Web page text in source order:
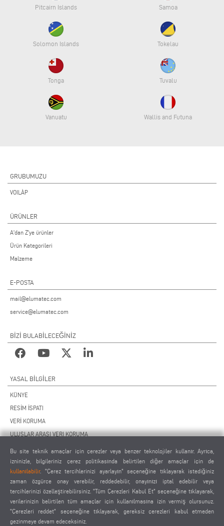
Pitcairn Islands Samoa
Solomon Islands Tokelau
Tonga Tuvalu
Vanuatu Wallis and Futuna
GRUBUMUZU
VOILÀP
ÜRÜNLER
A'dan Z'ye ürünler
Ürün Kategorileri
Malzeme
E-POSTA
mail@elumatec.com
service@elumatec.com
BİZİ BULABİLECEĞİNİZ
YASAL BILGILER
KÜNYE
RESİM İSPATI
VERİ KORUMA
ULUSLAR ARASI VERI KORUMA
UZAKTAN BAKIM SÖZLEŞMESİ
ÇEREZ AYARLARI
TEDARİKÇİLER DAVRANIŞ KURALLARI
Bu site teknik amaçlar için çerezler veya benzer teknolojiler kullanır. Ayrıca,
izninizle, bilgileriniz çerez politikasında belirtilen diğer amaçlar için de
kullanılabilir. "Çerez tercihlerinizi ayarlayın" seçeneğine tıklayarak istediğiniz
zaman özgürce onay verebilir, reddedebilir, onayınızı iptal edebilir veya
tercihlerinizi özelleştirebilirsiniz. "Tüm Çerezleri Kabul Et" seçeneğine tıklayarak,
verilerinizin belirtilen tüm amaçlar için kullanılmasına izin vermiş olursunuz.
"Çerezleri reddet" seçeneğine tıklayarak, gereksiz çerezleri kabul etmeden
gezinmeye devam edeceksiniz.